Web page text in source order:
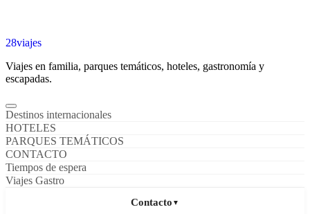
28viajes
Viajes en familia, parques temáticos, hoteles, gastronomía y
escapadas.
Destinos internacionales
HOTELES
PARQUES TEMÁTICOS
CONTACTO
Tiempos de espera
Viajes Gastro
Contacto ▼